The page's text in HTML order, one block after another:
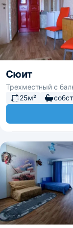
Сюит
Трехместный с
25м²